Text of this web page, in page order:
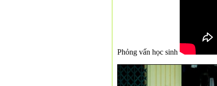
Phỏng vấn học sinh